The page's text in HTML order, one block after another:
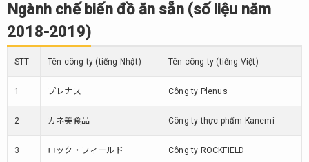
Ngành chế biến đồ ăn sẵn (số liệu năm
2018-2019)
STT Tên công ty (tiếng Nhật) Tên công ty (tiếng Việt)
1 プレナス Công ty Plenus
2 カネ美食品 Công ty thực phẩm Kanemi
3 ロック・フィールド Công ty ROCKFIELD